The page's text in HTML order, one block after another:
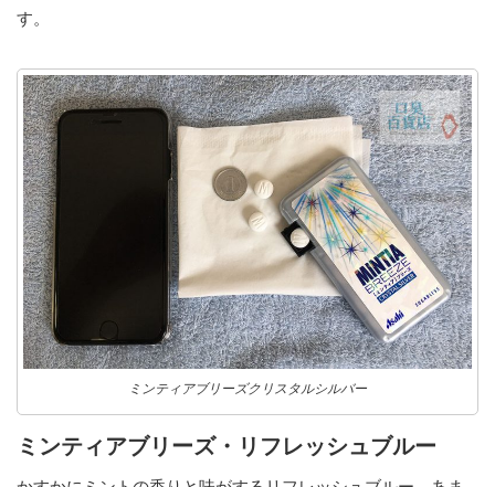
す。
ミンティアブリーズクリスタルシルバー
ミンティアブリーズ・リフレッシュブルー